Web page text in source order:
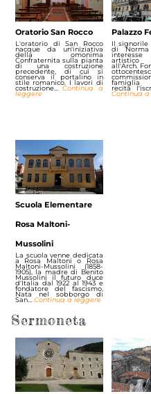
Oratorio San Rocco
L'oratorio di San Rocco
nacque da un'iniziativa
della omonima
Confraternita sulla pianta
di una costruzione
precedente, di cui si
conserva il portalino in
stile romanico. I lavori di
costruzione…Continua a
leggere
Palazzo
Il signorile
di
all'Arch.
famiglia
recita
Continua
Scuola Elementare
Rosa Maltoni-
Mussolini
La scuola venne dedicata
a Rosa Maltoni o Rosa
Maltoni-Mussolini (1858-
1905), la madre di Benito
Mussolini il futuro duce
d'Italia dal 1922 al 1943 e
fondatore del fascismo.
Nata nel sobborgo di
San… Continua a leggere
Sermoneta